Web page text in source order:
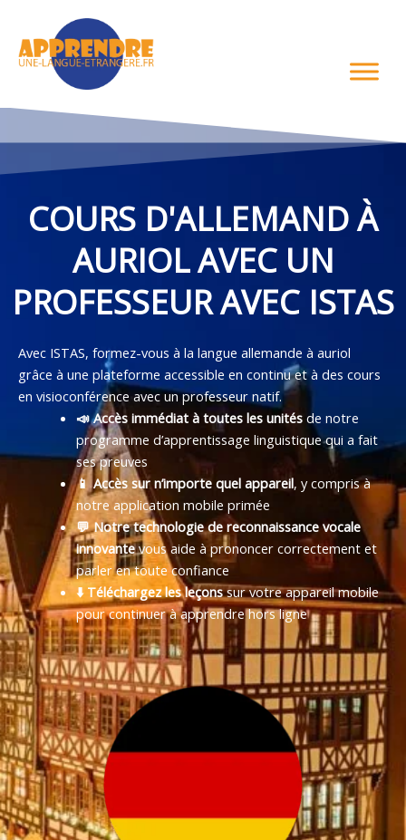
contenu
COURS D'ALLEMAND À
AURIOL AVEC UN
PROFESSEUR AVEC ISTAS
Avec ISTAS, formez-vous à la langue allemande à auriol
grâce à une plateforme accessible en continu et à des cours
en visioconférence avec un professeur natif.
📣 Accès immédiat à toutes les unitésde notre
programme d’apprentissage linguistique qui a fait
ses preuves
📱 Accès sur n’importe quel appareil, y compris à
notre application mobile primée
💬 Notre technologie de reconnaissance vocale
innovantevous aide à prononcer correctement et
parler en toute confiance
⬇️ Téléchargez les leçonssur votre appareil mobile
pour continuer à apprendre hors ligne